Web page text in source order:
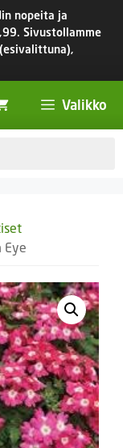
nopeita ja
Sivustollamme
Valikko
Eye